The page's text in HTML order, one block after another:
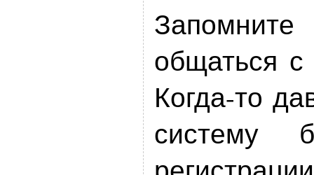
общаться
Когда-то
систему